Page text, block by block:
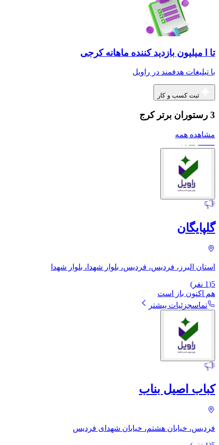
تا ا میلیون بازدید کننده ماهانه کرجی
با تبلیغات هدفمند در راویل
ثبت کسب و کار
3 رستوران برتر کرج
مشاهده همه
گلپایگان
استان البرز، فردیس، فردیس، بلوار شهدا، بلوار شهدا
5
(
1 نفر)
هم اکنون باز است
تماسجزئیات بیشتر
کباب اصیل بناب
فردیس، خیابان هشتم، خیابان شهدای فردیس